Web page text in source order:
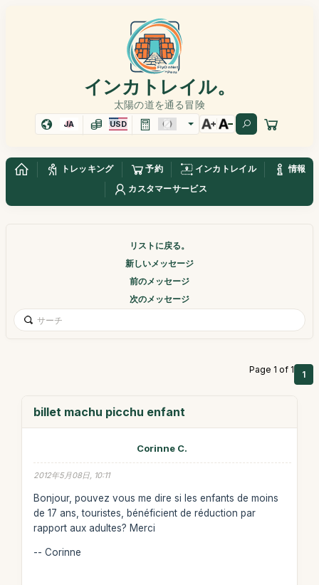
インカトレイル。
太陽の道を通る冒険
JA USD
トレッキング 予約 インカトレイル
情報
カスタマーサービス
リストに戻る。
新しいメッセージ
前のメッセージ
次のメッセージ
Page 1 of 1 1
billet machu picchu enfant
Corinne C.
2012年5月08日, 10:11
Bonjour, pouvez vous me dire si les enfants de moins
de 17 ans, touristes, bénéficient de réduction par
rapport aux adultes? Merci
-- Corinne